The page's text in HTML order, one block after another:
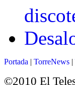
Portada | TorreNews |
©2010 El